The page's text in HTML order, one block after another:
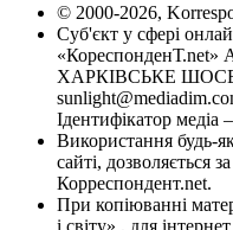
© 2000-2026,
Суб'єкт у сфері
«КореспонденТ.net»
ХАРКІВСЬКЕ ШОСЕ,
Ідентифікатор медіа
Використання будь-
сайті, дозволяється
Корреспондент.net.
При копіюванні
і світу» , для